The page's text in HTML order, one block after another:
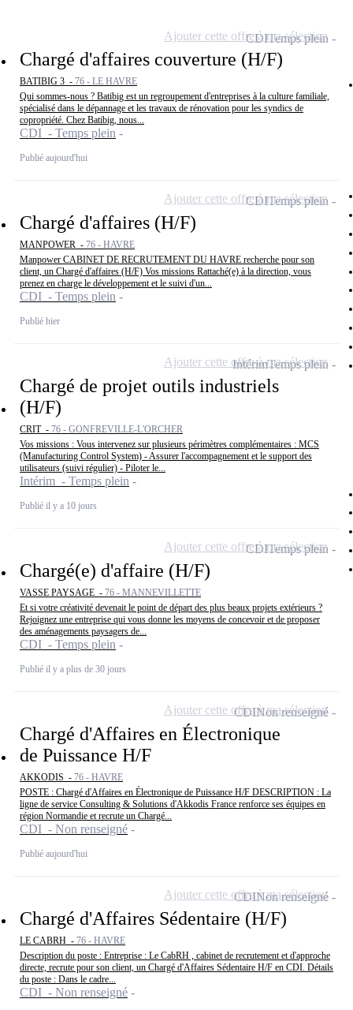
Chargé d'affaires couverture (H/F)
BATIBIG 3 - 76 - LE HAVRE
Qui sommes-nous ? Batibig est un regroupement d'entreprises à la culture familiale,
spécialisé dans le dépannage et les travaux de rénovation pour les syndics de
copropriété. Chez Batibig, nous...
CDI - Temps plein
Publié aujourd'hui
CDITemps plein
Ajouter cette offre à ma sélection
Chargé d'affaires (H/F)
MANPOWER - 76 - HAVRE
Manpower CABINET DE RECRUTEMENT DU HAVRE recherche pour son
client, un Chargé d'affaires (H/F) Vos missions Rattaché(e) à la direction, vous
prenez en charge le développement et le suivi d'un...
CDI - Temps plein
Publié hier
CDITemps plein
Ajouter cette offre à ma sélection
Chargé de projet outils industriels
(H/F)
CRIT - 76 - GONFREVILLE-L'ORCHER
Vos missions : Vous intervenez sur plusieurs périmètres complémentaires : MCS
(Manufacturing Control System) - Assurer l'accompagnement et le support des
utilisateurs (suivi régulier) - Piloter le...
Intérim - Temps plein
Publié il y a 10 jours
IntérimTemps plein
Ajouter cette offre à ma sélection
Chargé(e) d'affaire (H/F)
VASSE PAYSAGE - 76 - MANNEVILLETTE
Et si votre créativité devenait le point de départ des plus beaux projets extérieurs ?
Rejoignez une entreprise qui vous donne les moyens de concevoir et de proposer
des aménagements paysagers de...
CDI - Temps plein
Publié il y a plus de 30 jours
CDITemps plein
Ajouter cette offre à ma sélection
Chargé d'Affaires en Électronique
de Puissance H/F
AKKODIS - 76 - HAVRE
POSTE : Chargé d'Affaires en Électronique de Puissance H/F DESCRIPTION : La
ligne de service Consulting & Solutions d'Akkodis France renforce ses équipes en
région Normandie et recrute un Chargé...
CDI - Non renseigné
Publié aujourd'hui
CDINon renseigné
Ajouter cette offre à ma sélection
Chargé d'Affaires Sédentaire (H/F)
LE CABRH - 76 - HAVRE
Description du poste : Entreprise : Le CabRH , cabinet de recrutement et d'approche
directe, recrute pour son client, un Chargé d'Affaires Sédentaire H/F en CDI. Détails
du poste : Dans le cadre...
CDI - Non renseigné
CDINon renseigné
Ajouter cette offre à ma sélection